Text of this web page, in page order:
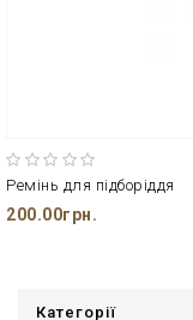
Ремінь для підборіддя
200.00грн.
Категорії